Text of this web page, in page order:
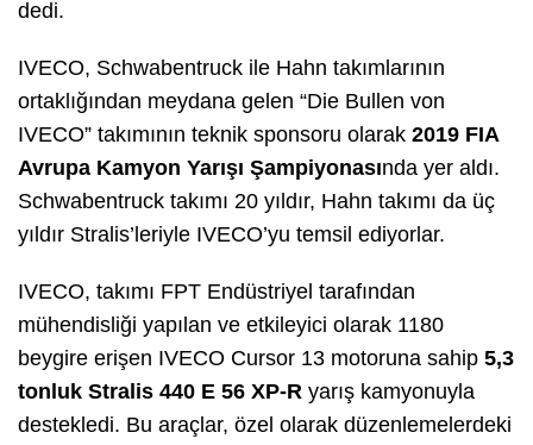
dedi.
IVECO, Schwabentruck ile Hahn takımlarının
ortaklığından meydana gelen “Die Bullen von
IVECO” takımının teknik sponsoru olarak 2019 FIA
Avrupa Kamyon Yarışı Şampiyonasında yer aldı.
Schwabentruck takımı 20 yıldır, Hahn takımı da üç
yıldır Stralis’leriyle IVECO’yu temsil ediyorlar.
IVECO, takımı FPT Endüstriyel tarafından
mühendisliği yapılan ve etkileyici olarak 1180
beygire erişen IVECO Cursor 13 motoruna sahip 5,3
tonluk Stralis 440 E 56 XP-R yarış kamyonuyla
destekledi. Bu araçlar, özel olarak düzenlemelerdeki